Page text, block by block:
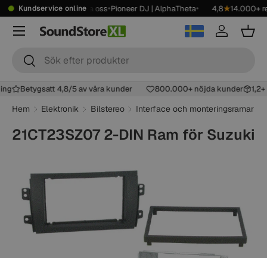
Kundservice online
kr •Showroom•Kontakta oss•Pioneer DJ | AlphaTheta• 4,8★14.000+
Sök
Sök
Logga inKorg
Meny
Betygsatt 4,8/5 av våra kunder 800.000+ nöjda kunder
Hem Elektronik Bilstereo Interface och monteringsramar
21CT23SZ07 2-DIN Ram för Suzuki